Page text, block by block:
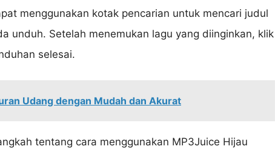
menggunakan kotak pencarian untuk mencari judul
unduh. Setelah menemukan lagu yang diinginkan, klik
selesai.
Udang dengan Mudah dan Akurat
tentang cara menggunakan MP3Juice Hijau